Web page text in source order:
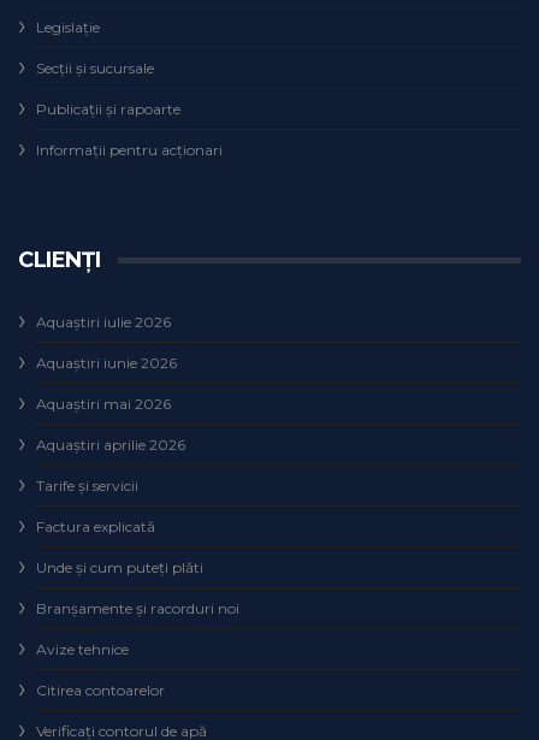
Legislaţie
Secţii şi sucursale
Publicații și rapoarte
Informații pentru acționari
CLIENȚI
Aquaștiri iulie 2026
Aquaștiri iunie 2026
Aquaștiri mai 2026
Aquaștiri aprilie 2026
Tarife și servicii
Factura explicată
Unde și cum puteţi plăti
Branșamente și racorduri noi
Avize tehnice
Citirea contoarelor
Verificaţi contorul de apă